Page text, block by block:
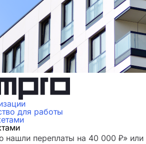
для работы
нашли переплаты на 40 000 ₽»